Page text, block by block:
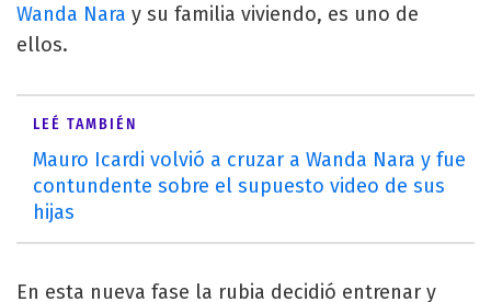
Wanda Nara y su familia viviendo, es uno de
ellos.
LEÉ TAMBIÉN
Mauro Icardi volvió a cruzar a Wanda Nara y fue
contundente sobre el supuesto video de sus
hijas
En esta nueva fase la rubia decidió entrenar y